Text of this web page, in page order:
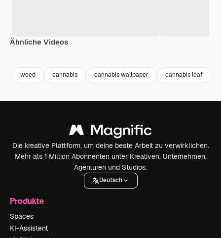
Ähnliche Videos
weed cannabis cannabis wallpaper cannabis leaf
Die kreative Plattform, um deine beste Arbeit zu verwirklichen.
Mehr als 1 Million Abonnenten unter Kreativen, Unternehmen,
Agenturen und Studios.
Deutsch
Produkte
Spaces
KI-Assistent